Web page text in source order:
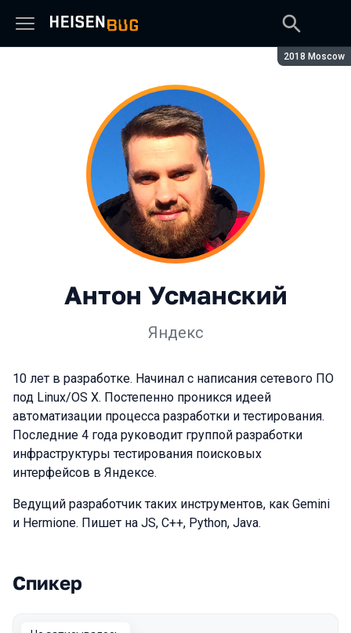
Сезон:
2018 Moscow
Антон Усманский
Яндекс
10 лет в разработке. Начинал с написания сетевого ПО
под Linux/OS X. Постепенно проникся идеей
автоматизации процесса разработки и тестирования.
Последние 4 года руководит группой разработки
инфраструктуры тестирования поисковых
интерфейсов в Яндексе.
Ведущий разработчик таких инструментов, как Gemini
и Hermione. Пишет на JS, C++, Python, Java.
Выступления в сезоне 2018 Moscow
Спикер